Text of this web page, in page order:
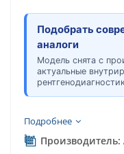
Подобрать
аналоги
Модель снята с
актуальные
Подробнее
Производитель: